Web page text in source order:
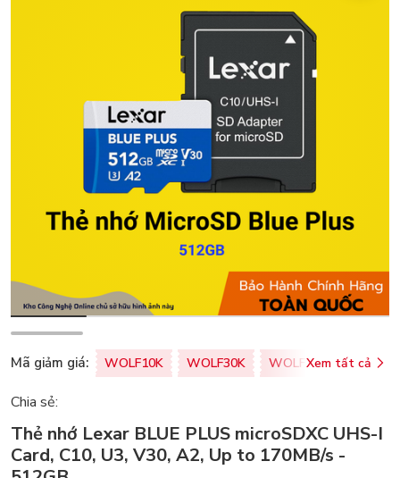
Mã giảm giá: WOLF10K WOLF30K WOLF50KXem tất cả
Chia sẻ:
Thẻ nhớ Lexar BLUE PLUS microSDXC UHS-I
Card, C10, U3, V30, A2, Up to 170MB/s -